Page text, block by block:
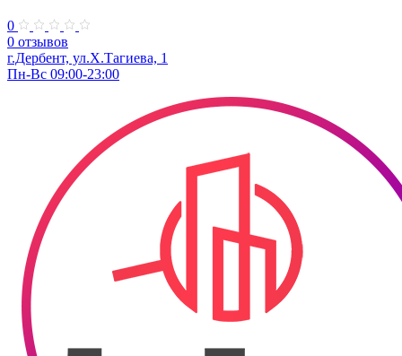
0
0 отзывов
г.Дербент, ул.Х.Тагиева, 1
Пн-Вс 09:00-23:00